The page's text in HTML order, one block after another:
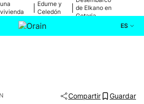
una
vivienda
de Bilbao
Edurne y
Celedón
de Elkano en
Getaria
ES
Compartir Guardar